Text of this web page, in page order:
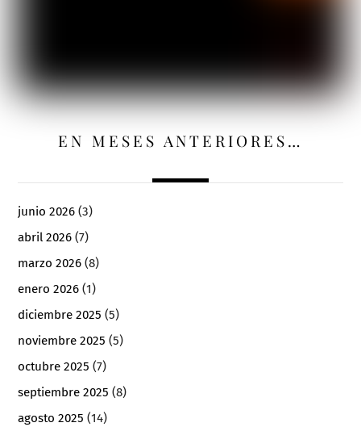
EN MESES ANTERIORES…
junio 2026 (3)
abril 2026 (7)
marzo 2026 (8)
enero 2026 (1)
diciembre 2025 (5)
noviembre 2025 (5)
octubre 2025 (7)
septiembre 2025 (8)
agosto 2025 (14)